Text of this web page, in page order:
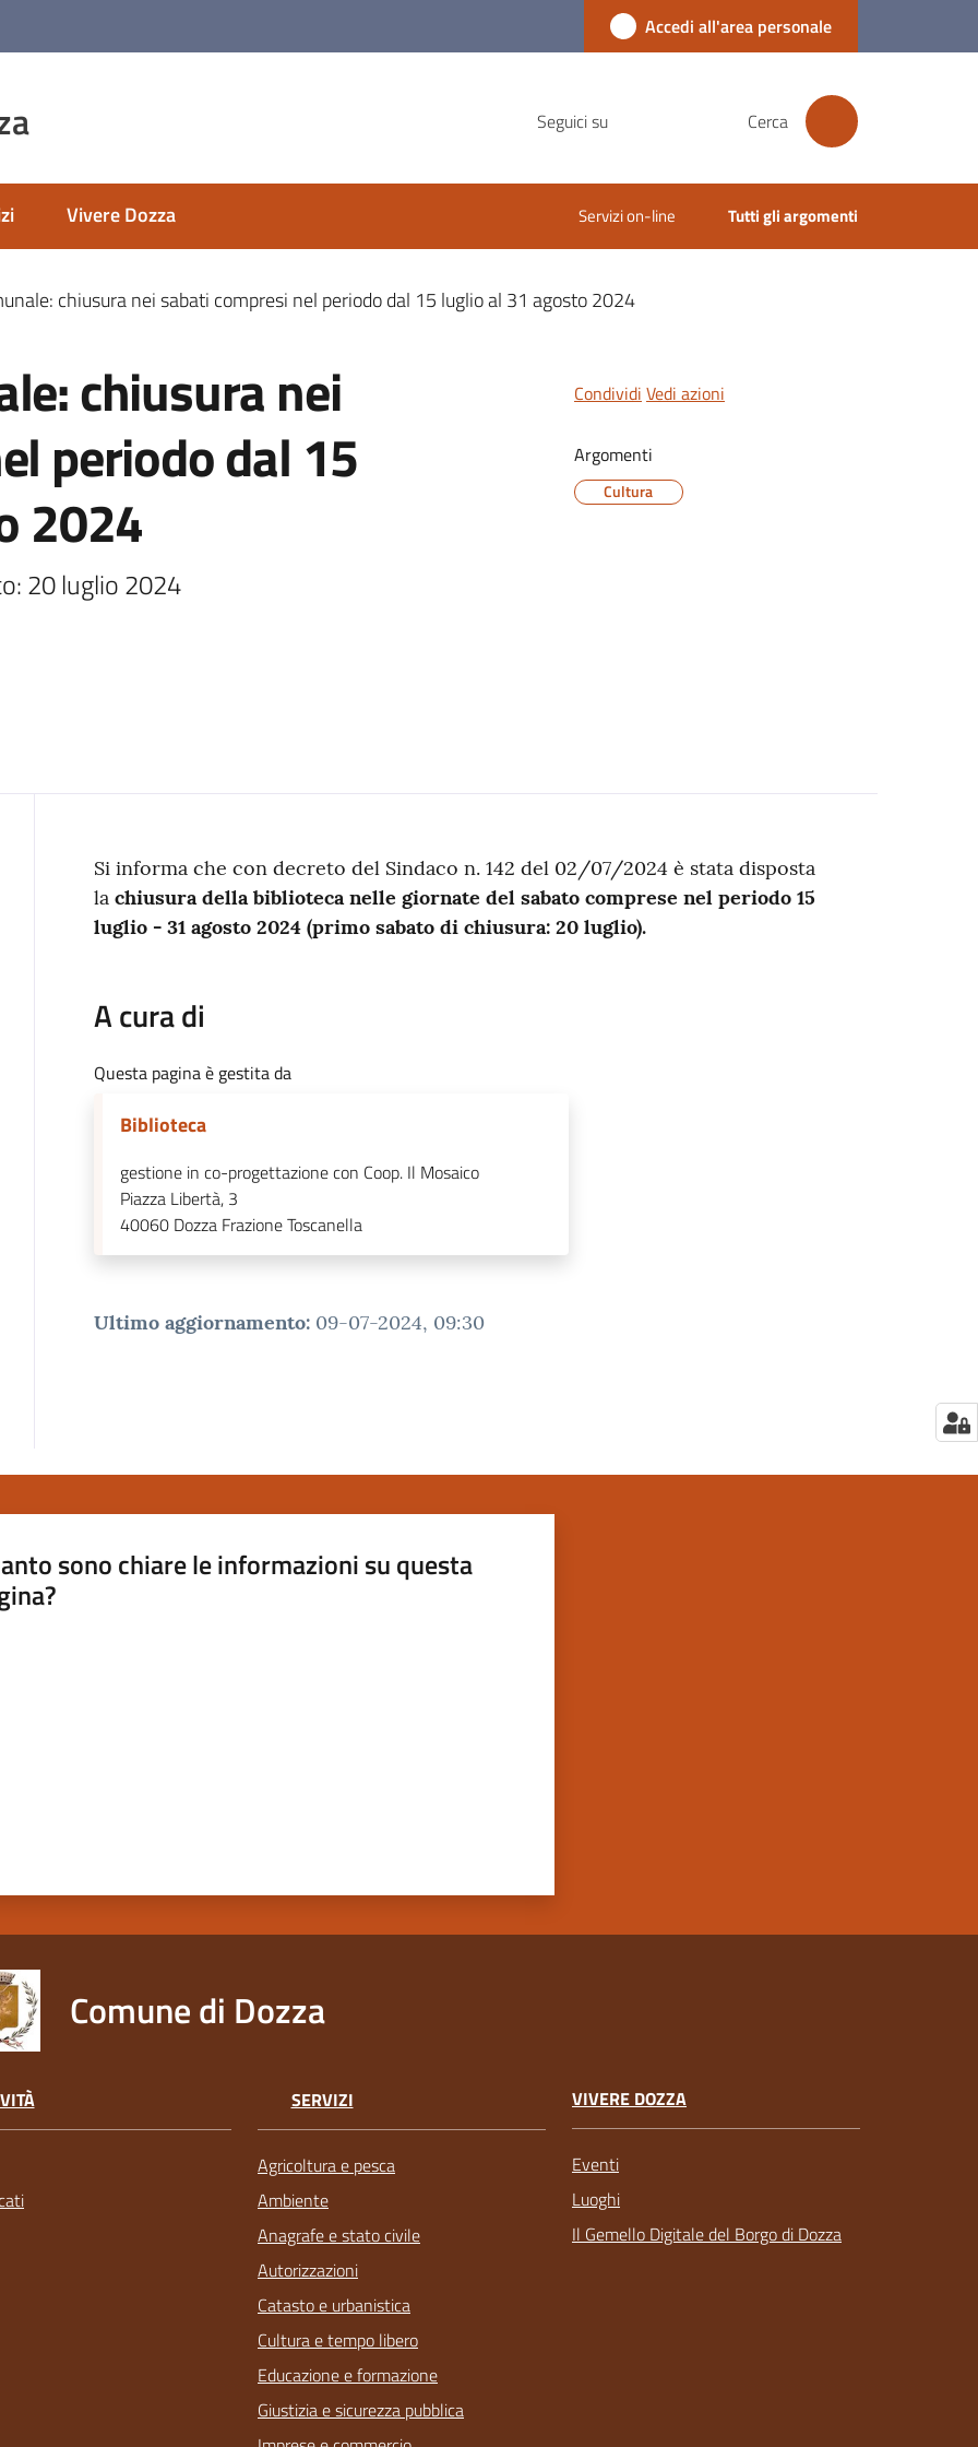
Accedi all'area personale
Seguici su Cerca
Vivere Dozza Servizi on-line Tutti gli argomenti
chiusura nei sabati compresi nel periodo dal 15 luglio al 31 agosto 2024
chiusura nei
periodo dal 15
2024
20 luglio 2024
Condividi Vedi azioni
Argomenti
Cultura
Contenuto
Si informa che con decreto del Sindaco n. 142 del 02/07/2024 è stata disposta
la chiusura della biblioteca nelle giornate del sabato comprese nel periodo 15
luglio - 31 agosto 2024 (primo sabato di chiusura: 20 luglio).
A cura di
Questa pagina è gestita da
Biblioteca
gestione in co-progettazione con Coop. Il Mosaico
Piazza Libertà, 3
40060 Dozza Frazione Toscanella
Ultimo aggiornamento: 09-07-2024, 09:30
sono chiare le informazioni su questa
Comune di Dozza
SERVIZI
Agricoltura e pesca
Ambiente
Anagrafe e stato civile
Autorizzazioni
Catasto e urbanistica
Cultura e tempo libero
Educazione e formazione
Giustizia e sicurezza pubblica
VIVERE DOZZA
Eventi
Luoghi
Il Gemello Digitale del Borgo di Dozza